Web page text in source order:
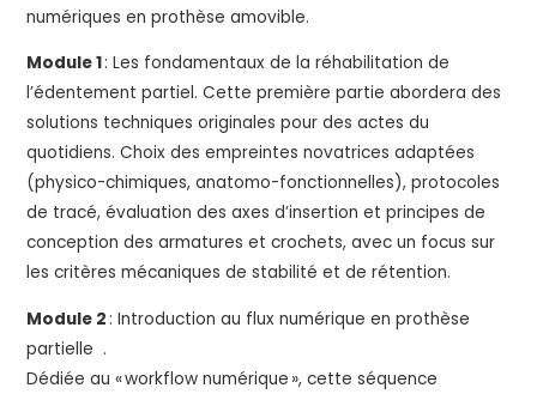
numériques en prothèse amovible.
Module 1: Les fondamentaux de la réhabilitation de
l’édentement partiel. Cette première partie abordera des
solutions techniques originales pour des actes du
quotidiens. Choix des empreintes novatrices adaptées
(physico-chimiques, anatomo-fonctionnelles), protocoles
de tracé, évaluation des axes d’insertion et principes de
conception des armatures et crochets, avec un focus sur
les critères mécaniques de stabilité et de rétention.
Module 2 : Introduction au flux numérique en prothèse
partielle .
Dédiée au « workflow numérique », cette séquence